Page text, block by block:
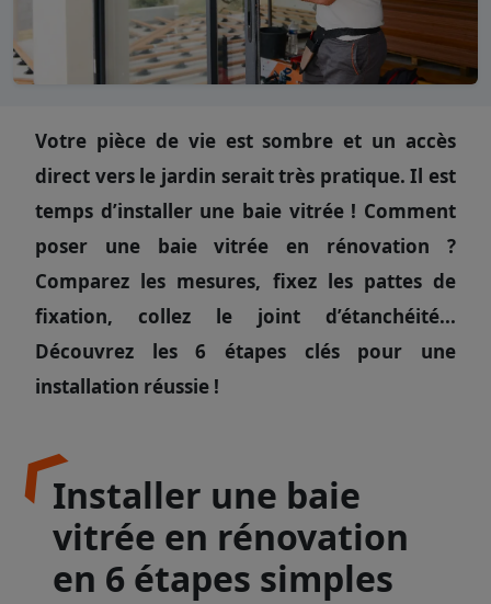
Votre pièce de vie est sombre et un accès
direct vers le jardin serait très pratique. Il est
temps d’installer une baie vitrée ! Comment
poser une baie vitrée en rénovation ?
Comparez les mesures, fixez les pattes de
fixation, collez le joint d’étanchéité...
Découvrez les 6 étapes clés pour une
installation réussie !
Installer une baie
vitrée en rénovation
en 6 étapes simples